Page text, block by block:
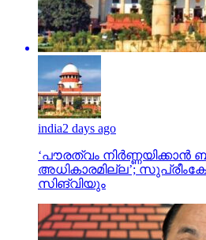
india2 days ago
‘പൗരത്വം നിര്‍ണ്ണയിക്കാന്‍
അധികാരമില്ല’;
സിങ്‌വിയും